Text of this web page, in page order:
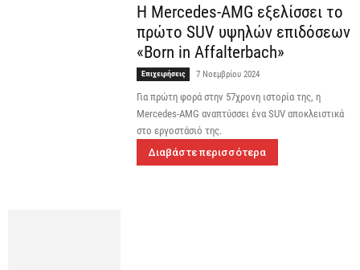
Η Mercedes-AMG εξελίσσει το
πρώτο SUV υψηλών επιδόσεων
«Born in Affalterbach»
Επιχειρήσεις 7 Νοεμβρίου 2024
Για πρώτη φορά στην 57χρονη ιστορία της, η
Mercedes-AMG αναπτύσσει ένα SUV αποκλειστικά
στο εργοστάσιό της.
Διαβάστε περισσότερα